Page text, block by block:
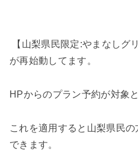
【山梨県民限定:やまなしグ
が再始動してます。
HPからのプラン予約が対象
これを適用すると山梨県民
できます。